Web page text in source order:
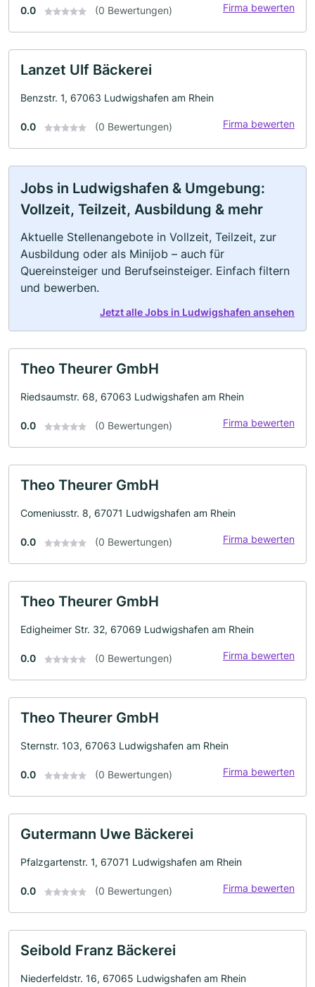
0.0 (0 Bewertungen) Firma bewerten
Lanzet Ulf Bäckerei
Benzstr. 1, 67063 Ludwigshafen am Rhein
0.0 (0 Bewertungen) Firma bewerten
Jobs in Ludwigshafen & Umgebung:
Vollzeit, Teilzeit, Ausbildung & mehr
Aktuelle Stellenangebote in Vollzeit, Teilzeit, zur
Ausbildung oder als Minijob – auch für
Quereinsteiger und Berufseinsteiger. Einfach filtern
und bewerben.
Jetzt alle Jobs in Ludwigshafen ansehen
Theo Theurer GmbH
Riedsaumstr. 68, 67063 Ludwigshafen am Rhein
0.0 (0 Bewertungen) Firma bewerten
Theo Theurer GmbH
Comeniusstr. 8, 67071 Ludwigshafen am Rhein
0.0 (0 Bewertungen) Firma bewerten
Theo Theurer GmbH
Edigheimer Str. 32, 67069 Ludwigshafen am Rhein
0.0 (0 Bewertungen) Firma bewerten
Theo Theurer GmbH
Sternstr. 103, 67063 Ludwigshafen am Rhein
0.0 (0 Bewertungen) Firma bewerten
Gutermann Uwe Bäckerei
Pfalzgartenstr. 1, 67071 Ludwigshafen am Rhein
0.0 (0 Bewertungen) Firma bewerten
Seibold Franz Bäckerei
Niederfeldstr. 16, 67065 Ludwigshafen am Rhein